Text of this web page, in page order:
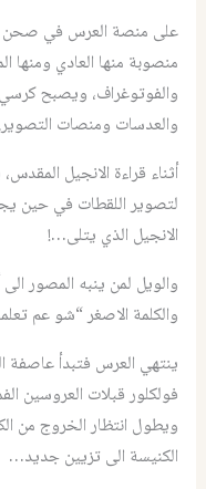
على منصة العرس في صحن
منصوبة منها العادي ومنها
والفوتوغراف، ويصبح كرسي
والعدسات ومنصات التصوير.
أثناء قراءة الانجيل
لتصوير اللقطات في حين
الانجيل الذي يتلى…!
والويل لمن ينبه المصور
والكلمة الاصغر “شو عم
ينتهي العرس فتبدأ عاصفة
فولكلور قبلات العروسين
ويطول انتظار الخروج من
الكنيسة الى تزيين جديد…